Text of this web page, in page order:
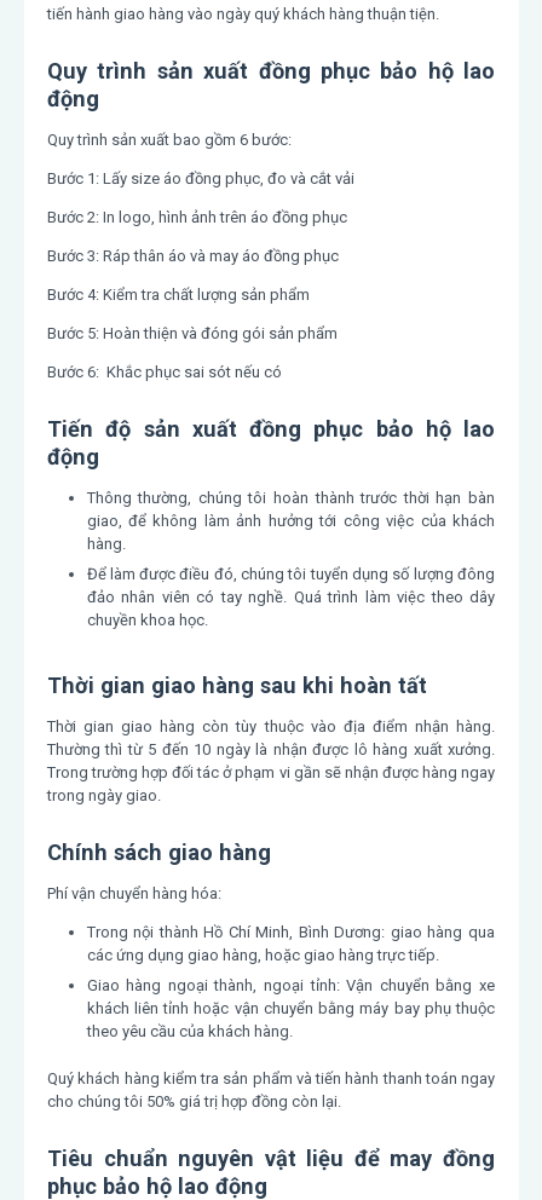
tiến hành giao hàng vào ngày quý khách hàng thuận tiện.
Quy trình sản xuất đồng phục bảo hộ lao
động
Quy trình sản xuất bao gồm 6 bước:
Bước 1: Lấy size áo đồng phục, đo và cắt vải
Bước 2: In logo, hình ảnh trên áo đồng phục
Bước 3: Ráp thân áo và may áo đồng phục
Bước 4: Kiểm tra chất lượng sản phẩm
Bước 5: Hoàn thiện và đóng gói sản phẩm
Bước 6: Khắc phục sai sót nếu có
Tiến độ sản xuất đồng phục bảo hộ lao
động
Thông thường, chúng tôi hoàn thành trước thời hạn bàn
giao, để không làm ảnh hưởng tới công việc của khách
hàng.
Để làm được điều đó, chúng tôi tuyển dụng số lượng đông
đảo nhân viên có tay nghề. Quá trình làm việc theo dây
chuyền khoa học.
Thời gian giao hàng sau khi hoàn tất
Thời gian giao hàng còn tùy thuộc vào địa điểm nhận hàng.
Thường thì từ 5 đến 10 ngày là nhận được lô hàng xuất xưởng.
Trong trường hợp đối tác ở phạm vi gần sẽ nhận được hàng ngay
trong ngày giao.
Chính sách giao hàng
Phí vận chuyển hàng hóa:
Trong nội thành Hồ Chí Minh, Bình Dương: giao hàng qua
các ứng dụng giao hàng, hoặc giao hàng trực tiếp.
Giao hàng ngoại thành, ngoại tỉnh: Vận chuyển bằng xe
khách liên tỉnh hoặc vận chuyển bằng máy bay phụ thuộc
theo yêu cầu của khách hàng.
Quý khách hàng kiểm tra sản phẩm và tiến hành thanh toán ngay
cho chúng tôi 50% giá trị hợp đồng còn lại.
Tiêu chuẩn nguyên vật liệu để may đồng
phục bảo hộ lao động